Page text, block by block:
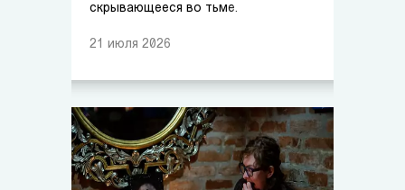
скрывающееся во тьме.
21 июля 2026